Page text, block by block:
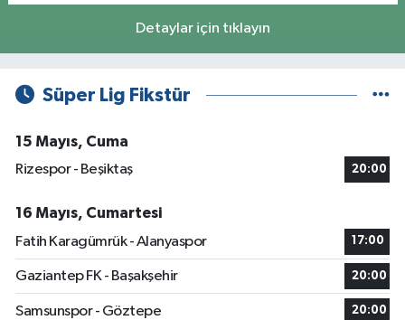
Detaylar için tıklayın
Süper Lig Fikstür
15 Mayıs, Cuma
Rizespor - Beşiktaş
20:00
16 Mayıs, Cumartesi
Fatih Karagümrük - Alanyaspor
17:00
Gaziantep FK - Başakşehir 20:00
Samsunspor - Göztepe 20:00